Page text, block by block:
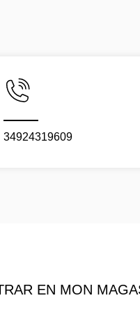
34924319609
EN MON